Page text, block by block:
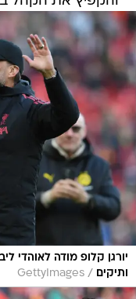
יורגן קלופ מודה לאוהדי
ותיקים